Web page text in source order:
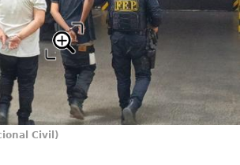
Civil)